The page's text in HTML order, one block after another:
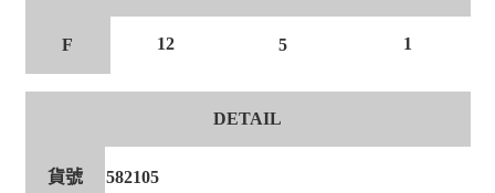
F 12 5 1
DETAIL
貨號 582105